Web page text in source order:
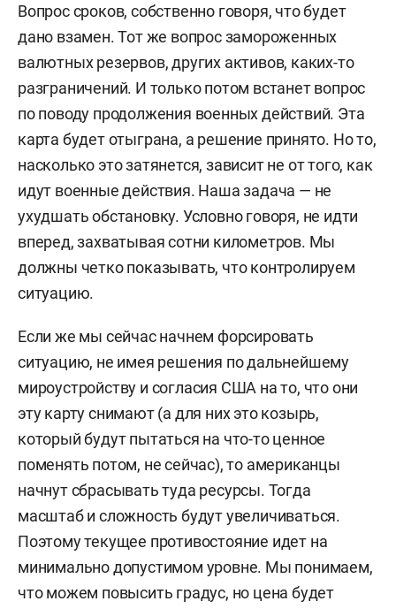
1979 года в Челябинске.
В 1997-м окончил физмат-лицей №1511 при
МИФИ (ранее ФМШ №542).
1997–2003 — МИФИ, факультет
информационной безопасности, диплом с
отличием.
2002–2005 — экономико-аналитический
институт (ЭАИ) МИФИ.
2007–2010 — Институт психологии им.
Выготского РГГУ, кафедра социальной
психологии, диплом с отличием.
Обучался в технической аспирантуре, но к
моменту ее завершения изучаемые вопросы
перестали быть интересными (ушел из IT-
отрасли в стратегию и не стал защищаться).
Первые годы трудовой деятельности посвятил
IT-сфере — программист, руководитель
проектов.
Вопрос сроков, собственно говоря, что будет
дано взамен. Тот же вопрос замороженных
валютных резервов, других активов, каких-то
разграничений. И только потом встанет вопрос
по поводу продолжения военных действий. Эта
карта будет отыграна, а решение принято. Но то,
насколько это затянется, зависит не от того, как
идут военные действия. Наша задача — не
ухудшать обстановку. Условно говоря, не идти
вперед, захватывая сотни километров. Мы
должны четко показывать, что контролируем
ситуацию.
Если же мы сейчас начнем форсировать
ситуацию, не имея решения по дальнейшему
мироустройству и согласия США на то, что они
эту карту снимают (а для них это козырь,
который будут пытаться на что-то ценное
поменять потом, не сейчас), то американцы
начнут сбрасывать туда ресурсы. Тогда
масштаб и сложность будут увеличиваться.
Поэтому текущее противостояние идет на
минимально допустимом уровне. Мы понимаем,
что можем повысить градус, но цена будет